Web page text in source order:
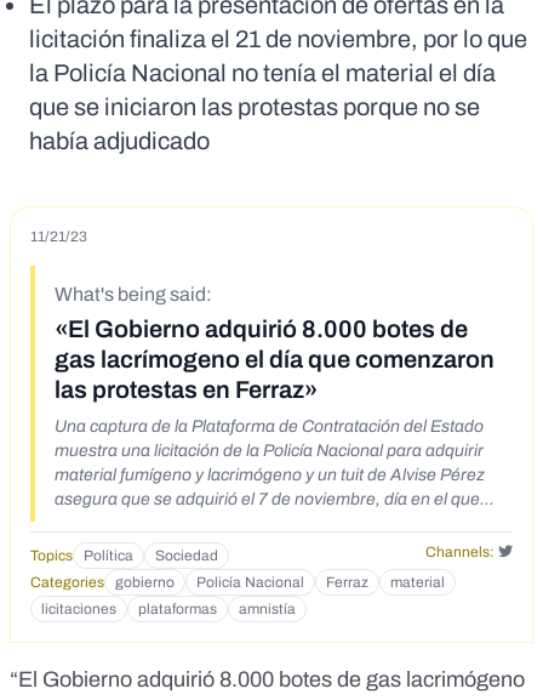
licitación finaliza el 21 de noviembre, por lo que
la Policía Nacional no tenía el material el día
que se iniciaron las protestas porque no se
había adjudicado
11/21/23
What's being said:
«El Gobierno adquirió 8.000 botes de
gas lacrímogeno el día que comenzaron
las protestas en Ferraz»
Una captura de la Plataforma de Contratación del Estado
muestra una licitación de la Policía Nacional para adquirir
material fumígeno y lacrimógeno y un tuit de Alvise Pérez
asegura que se adquirió el 7 de noviembre, día en el que
Topics Política Sociedad
Channels:
Categories
gobierno Policía Nacional Ferraz
material
licitaciones
plataformas amnistía
“El Gobierno adquirió 8.000 botes de gas lacrimógeno